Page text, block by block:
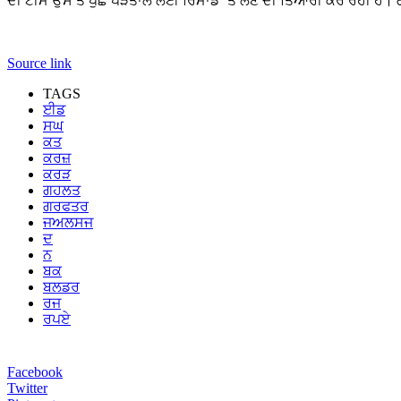
Source link
TAGS
ਈਡ
ਸਘ
ਕਤ
ਕਰਜ਼
ਕਰੜ
ਗਹਲਤ
ਗਰਫਤਰ
ਜਅਲਸਜ
ਦ
ਨ
ਬਕ
ਬਲਡਰ
ਰਜ
ਰਪਏ
Facebook
Twitter